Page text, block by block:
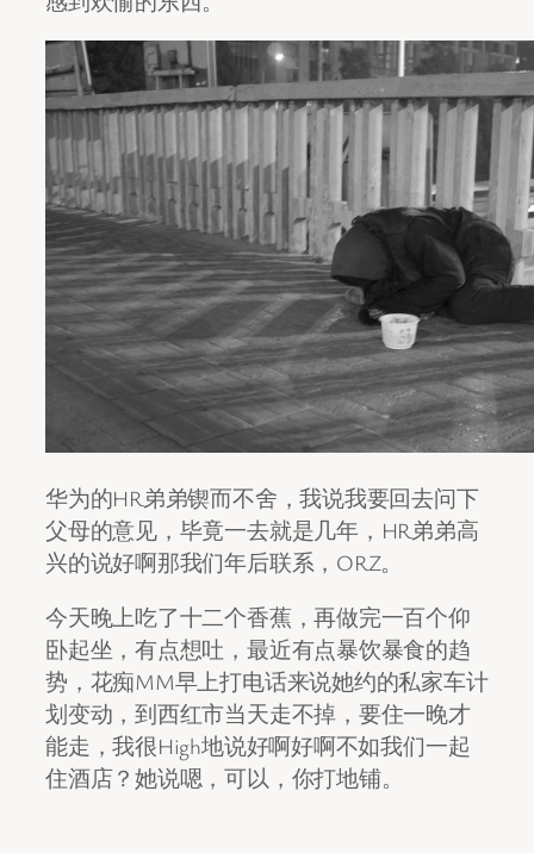
华为的HR弟弟锲而不舍，我说我要回去问下
父母的意见，毕竟一去就是几年，HR弟弟高
兴的说好啊那我们年后联系，ORZ。
今天晚上吃了十二个香蕉，再做完一百个仰
卧起坐，有点想吐，最近有点暴饮暴食的趋
势，花痴MM早上打电话来说她约的私家车计
划变动，到西红市当天走不掉，要住一晚才
能走，我很High地说好啊好啊不如我们一起
住酒店？她说嗯，可以，你打地铺。